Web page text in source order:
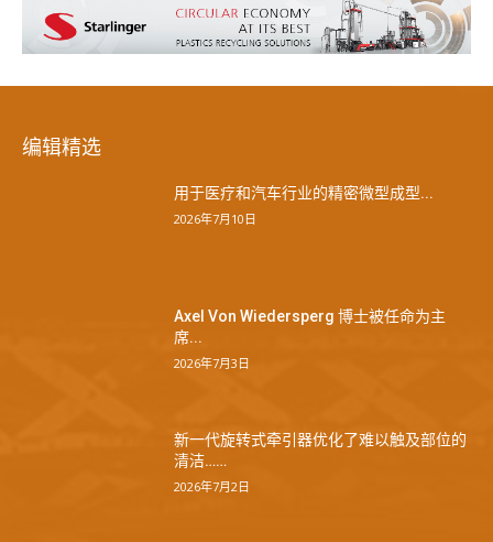
编辑精选
用于医疗和汽车行业的精密微型成型...
2026年7月10日
Axel Von Wiedersperg 博士被任命为主
席...
2026年7月3日
新一代旋转式牵引器优化了难以触及部位的
清洁……
2026年7月2日